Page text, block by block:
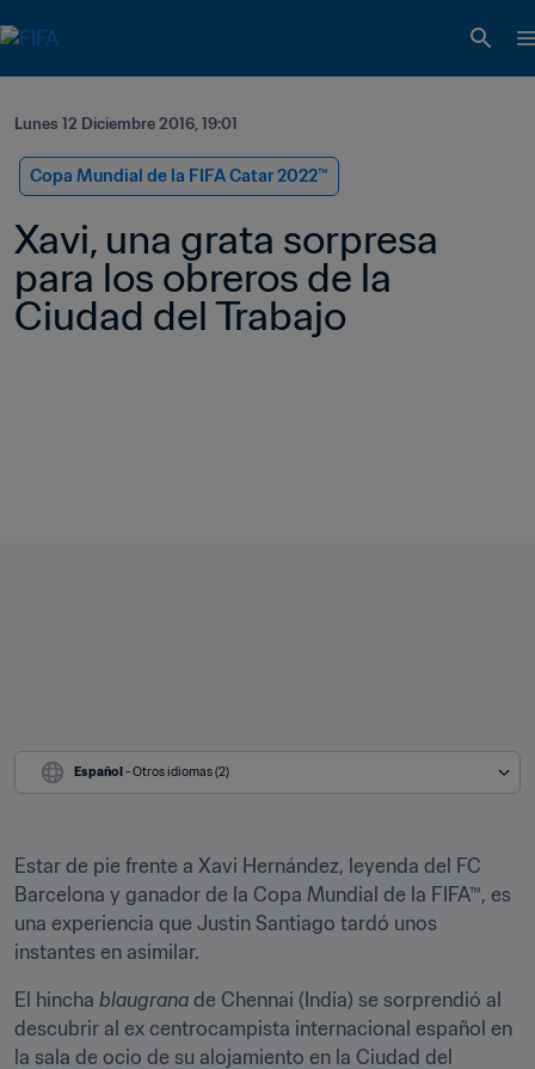
Lunes 12 Diciembre 2016, 19:01
Copa Mundial de la FIFA Catar 2022™
Xavi, una grata sorpresa
para los obreros de la
Ciudad del Trabajo
Español - Otros idiomas (2)
Estar de pie frente a Xavi Hernández, leyenda del FC
Barcelona y ganador de la Copa Mundial de la FIFA™, es
una experiencia que Justin Santiago tardó unos
instantes en asimilar.
El hincha blaugrana de Chennai (India) se sorprendió al
descubrir al ex centrocampista internacional español en
la sala de ocio de su alojamiento en la Ciudad del